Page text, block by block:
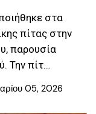
στα
πίτας στην
παρουσία
Την πίτ…
05, 2026